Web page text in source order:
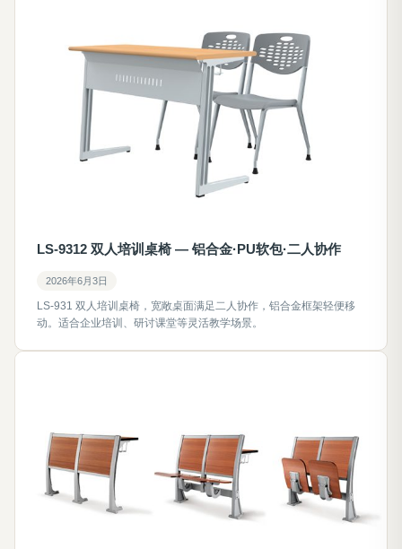
LS-9312 双人培训桌椅 — 铝合金·PU软包·二人协作
2026年6月3日
LS-931 双人培训桌椅，宽敞桌面满足二人协作，铝合金框架轻便移
动。适合企业培训、研讨课堂等灵活教学场景。